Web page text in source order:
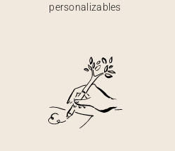
personalizables